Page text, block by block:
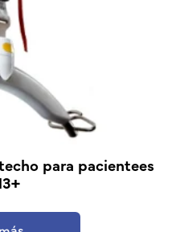
para pacientees